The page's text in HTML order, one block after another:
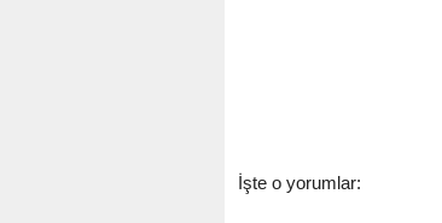
İşte o yorumlar: